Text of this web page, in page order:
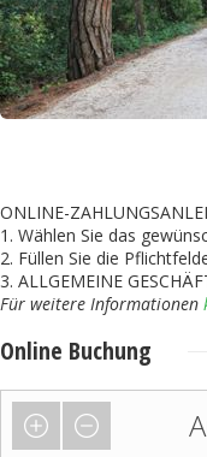
ONLINE-
1. Wählen Sie das
2. Füllen Sie die
3. ALLGEMEINE
Für weitere Informationen
Online Buchung